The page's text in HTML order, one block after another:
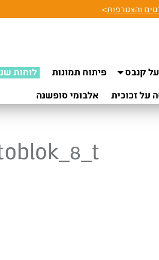
והצטרפות>
קנבס פיתוח תמונות לוחות
על זכוכית אלבומי סופשנה